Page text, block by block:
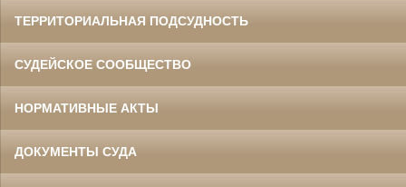
ТЕРРИТОРИАЛЬНАЯ ПОДСУДНОСТЬ
СУДЕЙСКОЕ СООБЩЕСТВО
НОРМАТИВНЫЕ АКТЫ
ДОКУМЕНТЫ СУДА